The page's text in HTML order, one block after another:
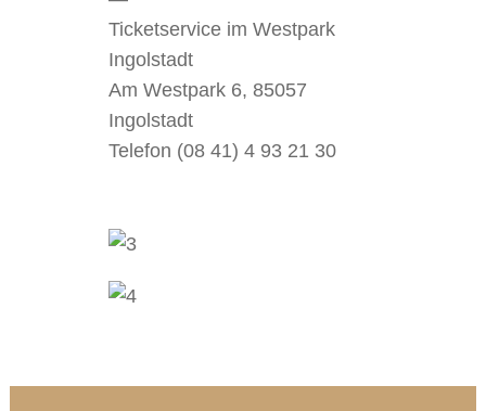
Ticketservice im Westpark
Ingolstadt
Am Westpark 6, 85057
Ingolstadt
Telefon (08 41) 4 93 21 30